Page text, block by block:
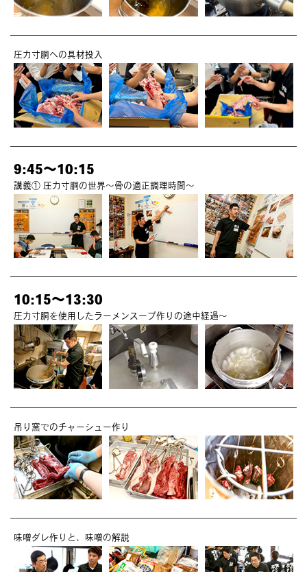
圧力寸胴への具材投入
9:45～10:15
講義① 圧力寸胴の世界～骨の適正調理時間～
10:15～13:30
圧力寸胴を使用したラーメンスープ作りの途中経過～
吊り窯でのチャーシュー作り
味噌ダレ作りと、味噌の解説